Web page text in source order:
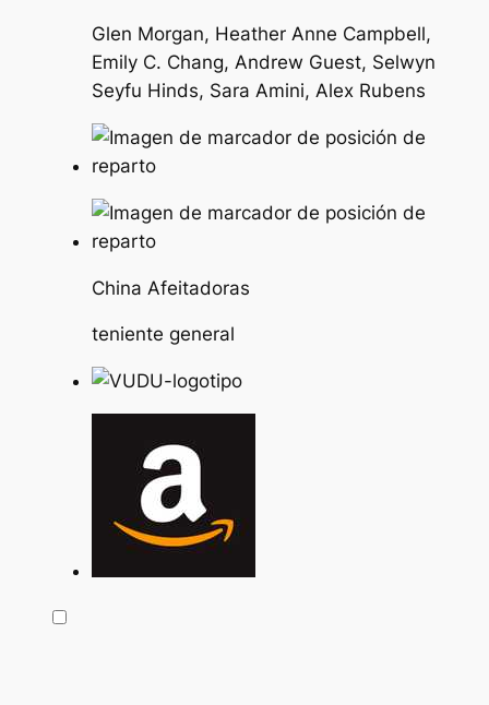
Glen Morgan, Heather Anne Campbell,
Emily C. Chang, Andrew Guest, Selwyn
Seyfu Hinds, Sara Amini, Alex Rubens
China Afeitadoras
teniente general